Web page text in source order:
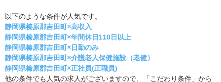
以下のような条件が人気です。
静岡県榛原郡吉田町×高収入
静岡県榛原郡吉田町×年間休日110日以上
静岡県榛原郡吉田町×日勤のみ
静岡県榛原郡吉田町×介護老人保健施設（老健）
静岡県榛原郡吉田町×正社員(正職員)
他の条件でも人気の求人がございますので、「こだわり条件」から